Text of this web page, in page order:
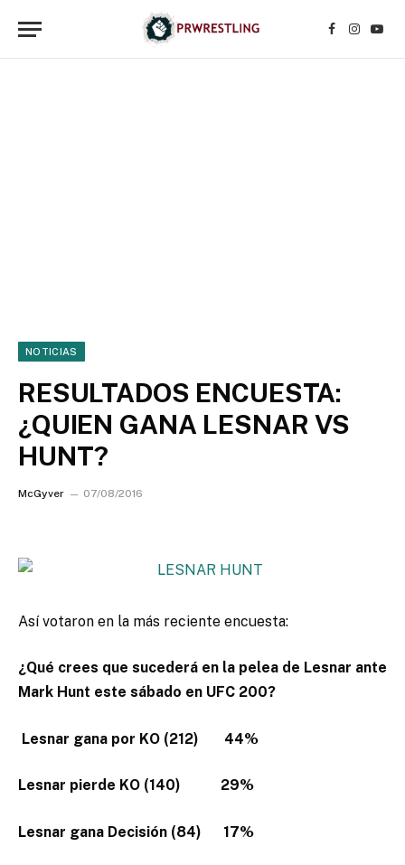
Facebook
NOTICIAS
RESULTADOS ENCUESTA:
¿QUIEN GANA LESNAR VS
HUNT?
McGyver 07/08/2016
Así votaron en la más reciente encuesta:
¿Qué crees que sucederá en la pelea de Lesnar ante
Mark Hunt este sábado en UFC 200?
Lesnar gana por KO (212) 44%
Lesnar pierde KO (140) 29%
Lesnar gana Decisión (84) 17%